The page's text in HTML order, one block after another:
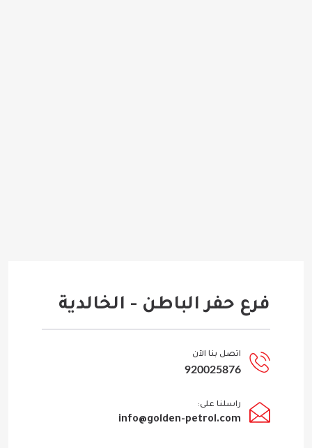
فرع حفر الباطن - الخالدية
اتصل بنا الآن
920025876
راسلنا على:
info@golden-petrol.com